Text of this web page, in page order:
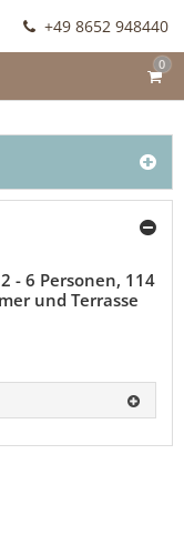
+49 8652 948440
0
- 6 Personen, 114
und Terrasse